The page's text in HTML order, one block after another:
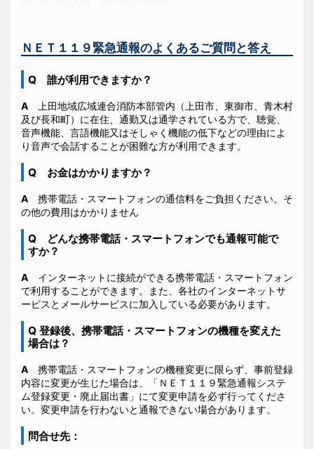
ＮＥＴ１１９緊急通報のよくあるご質問と答え
Q 誰が利用できますか？
A 上田地域広域連合消防本部管内（上田市、東御市、青木村
及び長和町）に在住、通勤又は通学されている方で、聴覚、
音声機能、言語機能又はそしゃく機能の低下などの理由によ
り音声で会話することが困難な方が利用できます。
Q お金はかかりますか？
A 携帯電話・スマートフォンの通信料をご負担ください。そ
の他の費用はかかりません
Q どんな携帯電話・スマートフォンでも通報可能で
すか？
A インターネットに接続ができる携帯電話・スマートフォン
で利用することができます。また、各社のインターネットサ
ービスとメールサービスに加入している必要があります。
Q 登録後、携帯電話・スマートフォンの機種を変えた
場合は？
A 携帯電話・スマートフォンの機種変更に限らず、事前登録
内容に変更が生じた場合は、「ＮＥＴ１１９緊急通報システ
ム登録変更・廃止届出書」にて変更申請を必ず行ってくださ
い。変更申請を行わないと通報できない場合があります。
問合せ先：